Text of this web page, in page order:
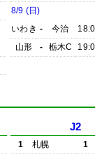
8/9 (日)
いわき - 今治
山形
- 栃木C
J2
1 札幌
1